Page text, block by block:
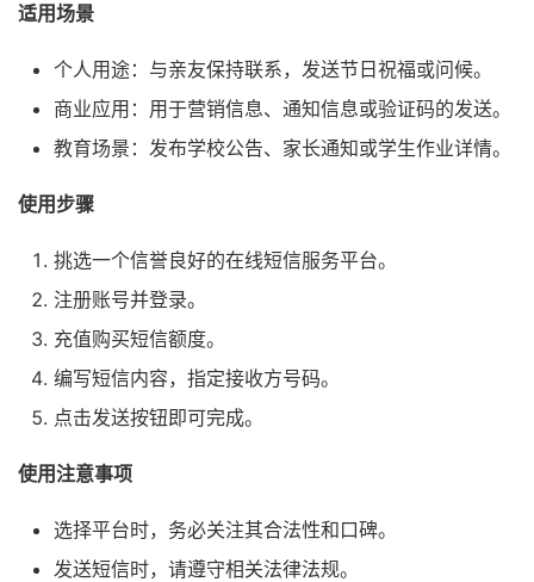
适用场景
个人用途：与亲友保持联系，发送节日祝福或问候。
商业应用：用于营销信息、通知信息或验证码的发送。
教育场景：发布学校公告、家长通知或学生作业详情。
使用步骤
挑选一个信誉良好的在线短信服务平台。
注册账号并登录。
充值购买短信额度。
编写短信内容，指定接收方号码。
点击发送按钮即可完成。
使用注意事项
选择平台时，务必关注其合法性和口碑。
发送短信时，请遵守相关法律法规。